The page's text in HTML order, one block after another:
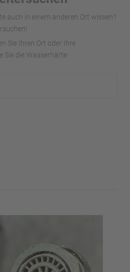
auch in einem anderen Ort wissen?
Sie Ihren Ort oder Ihre
Sie die Wasserhärte